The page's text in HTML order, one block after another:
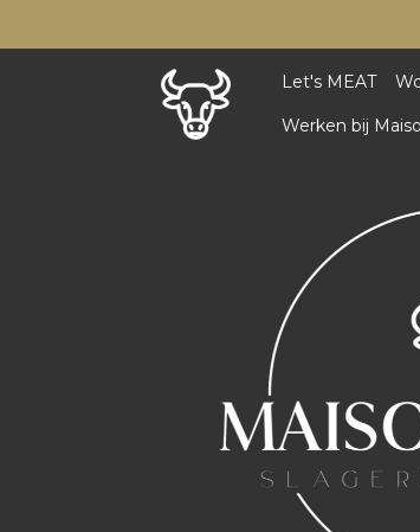
Let's MEAT
Werken bij